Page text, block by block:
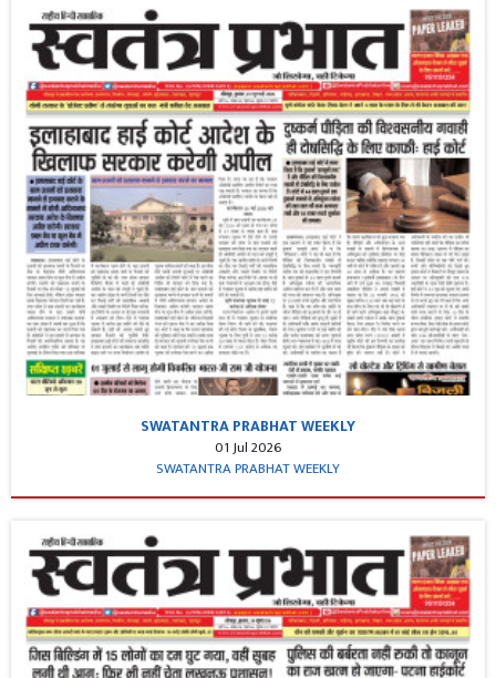
SWATANTRA PRABHAT WEEKLY
01 Jul 2026
SWATANTRA PRABHAT WEEKLY